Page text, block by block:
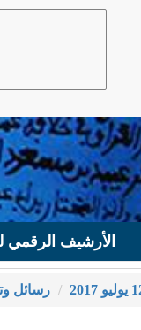
الأرشيف الرقمي
رسائل